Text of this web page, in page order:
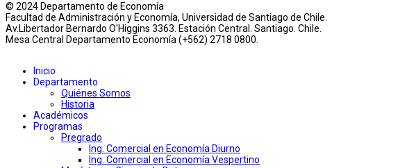
© 2024 Departamento de Economía
Facultad de Administración y Economía, Universidad de Santiago de Chile.
Av.Libertador Bernardo O'Higgins 3363. Estación Central. Santiago. Chile.
Mesa Central Departamento Economía (+562) 2718 0800.
Inicio
Departamento
Quiénes Somos
Historia
Académicos
Programas
Pregrado
Ing. Comercial en Economía Diurno
Ing. Comercial en Economía Vespertino